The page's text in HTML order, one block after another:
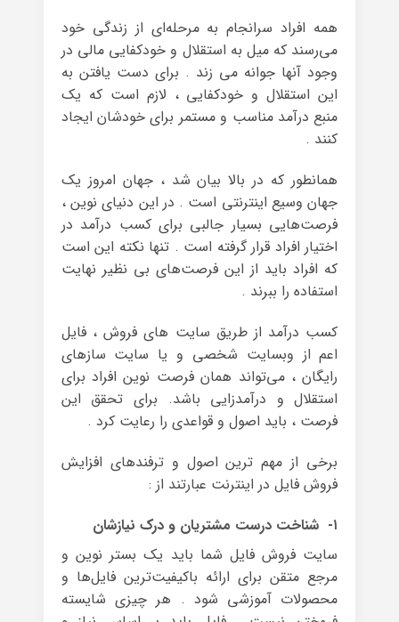
همه‌ افراد سرانجام به مرحله‌ای از زندگی خود
می‌رسند که میل به استقلال و خودکفایی مالی در
وجود آنها جوانه می زند . برای دست یافتن به
این استقلال و خودکفایی ، لازم است که یک
منبع درآمد مناسب و مستمر برای خودشان ایجاد
کنند .
همانطور که در بالا بیان شد ، جهان امروز یک
جهان وسیع اینترنتی است . در این دنیای نوین ،
فرصت‌هایی بسیار جالبی برای کسب درآمد در
اختیار افراد قرار گرفته است . تنها نکته این است
که افراد باید از این فرصت‌های بی نظیر نهایت
استفاده را ببرند .
کسب درآمد از طریق سایت های فروش ، فایل
اعم از وبسایت شخصی و یا سایت سازهای
رایگان ، می‌تواند همان فرصت نوین افراد برای
استقلال و درآمدزایی باشد. برای تحقق این
فرصت ، باید اصول و قواعدی را رعایت کرد .
برخی از مهم ترین اصول و ترفندهای افزایش
فروش فایل در اینترنت عبارتند از :
۱- شناخت درست مشتریان و درک نیازشان
سایت فروش فایل شما باید یک بستر نوین و
مرجع متقن برای ارائه‌ باکیفیت‌ترین فایل‌ها و
محصولات آموزشی شود . هر چیزی شایسته